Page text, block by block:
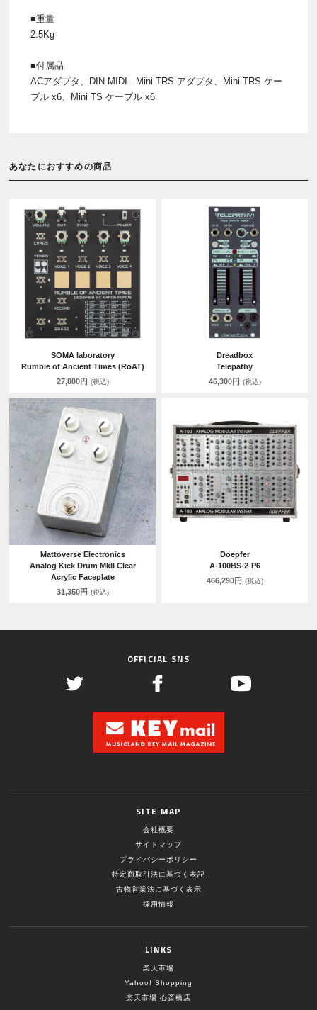
■重量
2.5Kg
■付属品
ACアダプタ、DIN MIDI - Mini TRS アダプタ、Mini TRS ケー
ブル x6、Mini TS ケーブル x6
あなたにおすすめの商品
SOMA laboratory
Rumble of Ancient Times (RoAT)
27,800円 (税込)
Dreadbox
Telepathy
46,300円 (税込)
Mattoverse Electronics
Analog Kick Drum MkII Clear
Acrylic Faceplate
31,350円 (税込)
Doepfer
A-100BS-2-P6
466,290円 (税込)
OFFICIAL SNS
SITE MAP
会社概要
サイトマップ
プライバシーポリシー
特定商取引法に基づく表記
古物営業法に基づく表示
採用情報
LINKS
楽天市場
Yahoo! Shopping
楽天市場 心斎橋店